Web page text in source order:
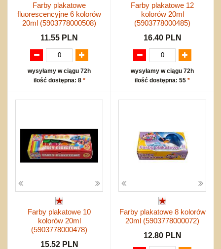
Farby plakatowe
fluorescencyjne 6 kolorów
20ml (5903778000508)
11.55 PLN
wysyłamy w ciągu 72h
ilość dostępna: 8 *
Farby plakatowe 12
kolorów 20ml
(5903778000485)
16.40 PLN
wysyłamy w ciągu 72h
ilość dostępna: 55 *
Farby plakatowe 10
kolorów 20ml
(5903778000478)
15.52 PLN
Farby plakatowe 8 kolorów
20ml (5903778000072)
12.80 PLN